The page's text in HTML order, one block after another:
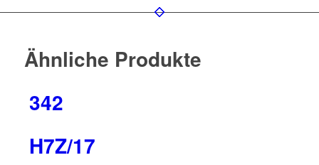
Ähnliche Produkte
342
H7Z/17